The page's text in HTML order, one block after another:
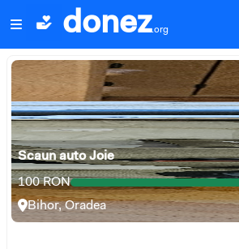
donez.org
Scaun auto Joie
100RON
Bihor,Oradea